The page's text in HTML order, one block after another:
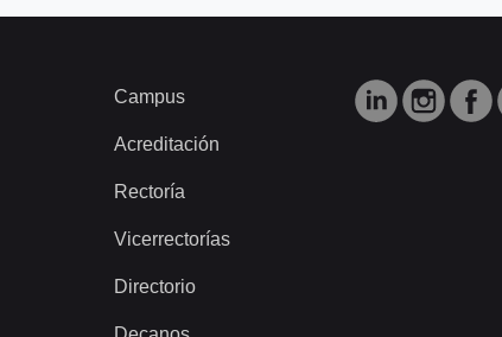
Campus
Acreditación
Rectoría
Vicerrectorías
Directorio